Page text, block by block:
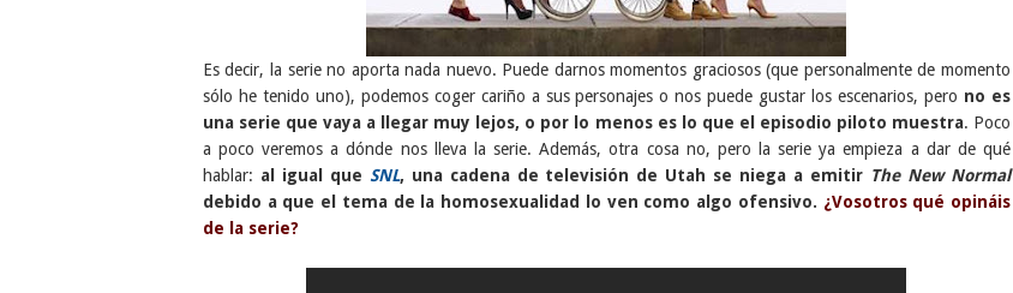
Es decir, la serie no aporta nada nuevo. Puede darnos momentos graciosos (que personalmente de momento
sólo he tenido uno), podemos coger cariño a sus personajes o nos puede gustar los escenarios, pero no es
una serie que vaya a llegar muy lejos, o por lo menos es lo que el episodio piloto muestra. Poco
a poco veremos a dónde nos lleva la serie. Además, otra cosa no, pero la serie ya empieza a dar de qué
hablar: al igual que SNL, una cadena de televisión de Utah se niega a emitir The New Normal
debido a que el tema de la homosexualidad lo ven como algo ofensivo. ¿Vosotros qué opináis
de la serie?